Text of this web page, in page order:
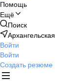
Помощь
Ещё
Поиск
Архангельская
Войти
Войти
Создать резюме